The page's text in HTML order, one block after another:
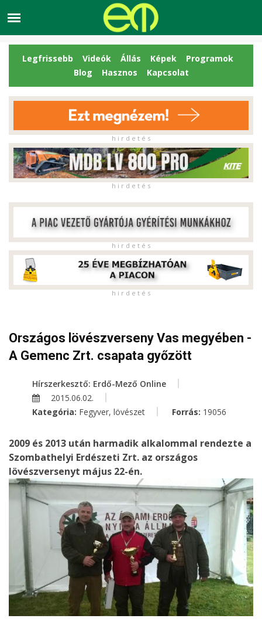
Legfrissebb Videók Állás Képek
Programok
Blog
Hasznos Kapcsolat
h i r d e t é s
h i r d e t é s
h i r d e t é s
h i r d e t é s
Országos lövészverseny Vas megyében -
A Gemenc Zrt. csapata győzött
Hírszerkesztő: Erdő-Mező Online
2015.06.02.
Kategória: Fegyver, lövészet Forrás: 19056
2009 és 2013 után harmadik alkalommal rendezte a
Szombathelyi Erdészeti Zrt. az országos
lövészversenyt május 22-én.